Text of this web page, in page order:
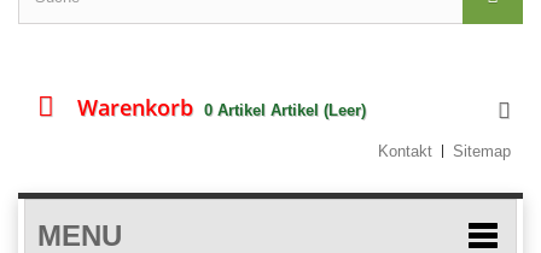
Warenkorb 0 Artikel Artikel (Leer)
Kontakt Sitemap
MENU